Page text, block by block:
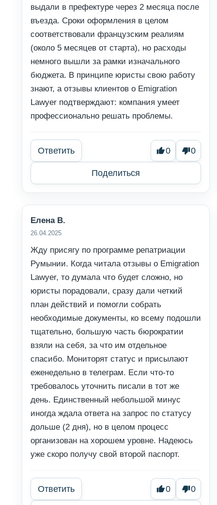
выдали в префектуре через 2 месяца после
въезда. Сроки оформления в целом
соответствовали французским реалиям
(около 5 месяцев от старта), но расходы
немного вышли за рамки изначального
бюджета. В принципе юристы свою работу
знают, а отзывы клиентов о Emigration
Lawyer подтверждают: компания умеет
профессионально решать проблемы.
Ответить 0 0
Поделиться
Елена В.
26.04.2025
Жду присягу по программе репатриации
Румынии. Когда читала отзывы о Emigration
Lawyer, то думала что будет сложно, но
юристы порадовали, сразу дали четкий
план действий и помогли собрать
необходимые документы, ко всему подошли
тщательно, большую часть бюрократии
взяли на себя, за что им отдельное
спасибо. Мониторят статус и присылают
еженедельно в телеграм. Если что-то
требовалось уточнить писали в тот же
день. Единственный небольшой минус
иногда ждала ответа на запрос по статусу
дольше (2 дня), но в целом процесс
организован на хорошем уровне. Надеюсь
уже скоро получу свой второй паспорт.
Ответить 0 0